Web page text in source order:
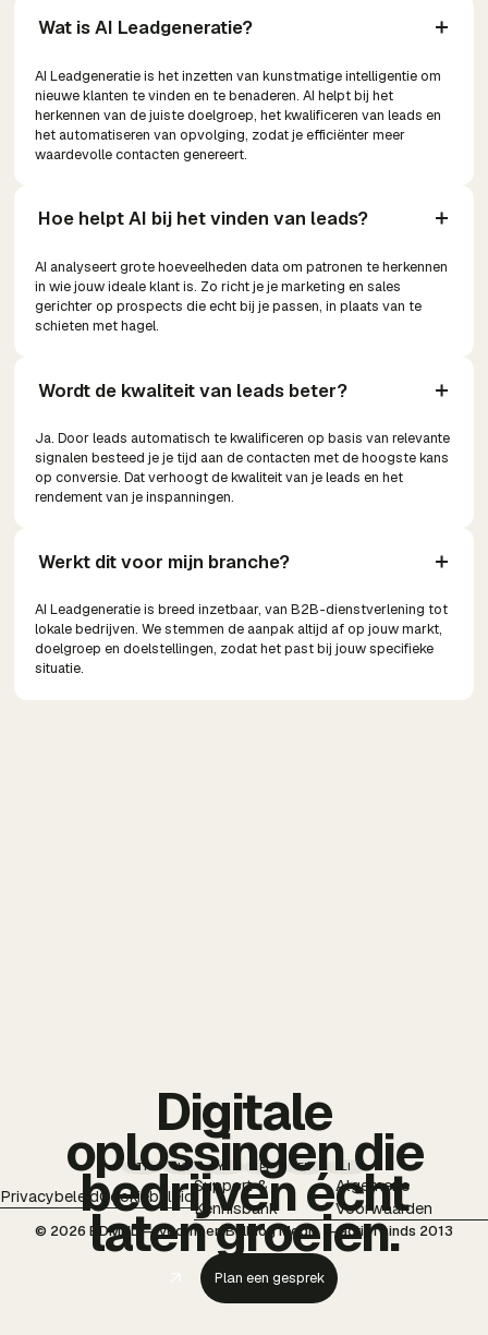
Wat is AI Leadgeneratie?
AI Leadgeneratie is het inzetten van kunstmatige intelligentie om
nieuwe klanten te vinden en te benaderen. AI helpt bij het
herkennen van de juiste doelgroep, het kwalificeren van leads en
het automatiseren van opvolging, zodat je efficiënter meer
waardevolle contacten genereert.
Hoe helpt AI bij het vinden van leads?
AI analyseert grote hoeveelheden data om patronen te herkennen
in wie jouw ideale klant is. Zo richt je je marketing en sales
gerichter op prospects die echt bij je passen, in plaats van te
schieten met hagel.
Wordt de kwaliteit van leads beter?
Ja. Door leads automatisch te kwalificeren op basis van relevante
signalen besteed je je tijd aan de contacten met de hoogste kans
op conversie. Dat verhoogt de kwaliteit van je leads en het
rendement van je inspanningen.
Werkt dit voor mijn branche?
AI Leadgeneratie is breed inzetbaar, van B2B-dienstverlening tot
lokale bedrijven. We stemmen de aanpak altijd af op jouw markt,
doelgroep en doelstellingen, zodat het past bij jouw specifieke
situatie.
TT IG YT PI FB LI
PrivacybeleidCookiebeleid
Support &
Kennisbank
Algemene
Voorwaarden
© 2026 BDMNL — voorheen Bulldog Media — actief sinds 2013
Digitale
oplossingen die
bedrijven écht
laten groeien.
Plan een gesprek